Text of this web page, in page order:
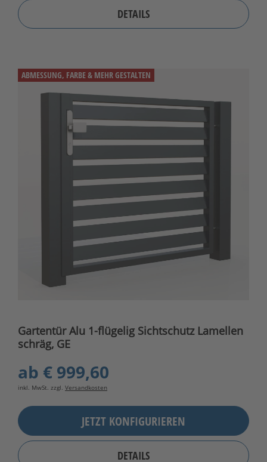
DETAILS
ABMESSUNG, FARBE & MEHR GESTALTEN
Gartentür Alu 1-flügelig Sichtschutz Lamellen
schräg, GE
ab € 999,60
inkl. MwSt. zzgl. Versandkosten
JETZT KONFIGURIEREN
DETAILS